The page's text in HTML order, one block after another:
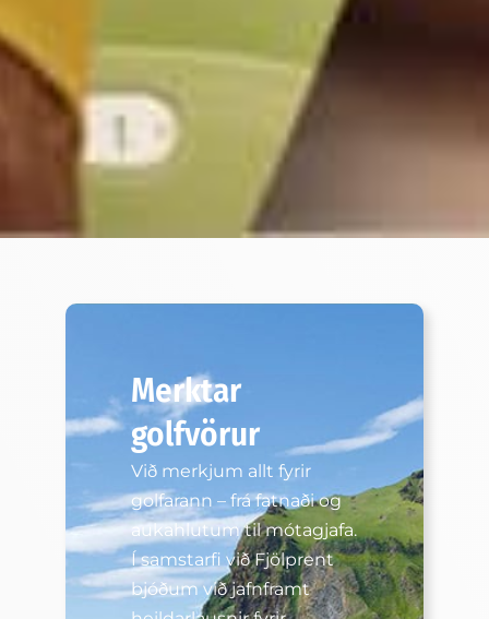
Merktar
golfvörur
Við merkjum allt fyrir
golfarann – frá fatnaði og
aukahlutum til mótagjafa.
Í samstarfi við Fjölprent
bjóðum við jafnframt